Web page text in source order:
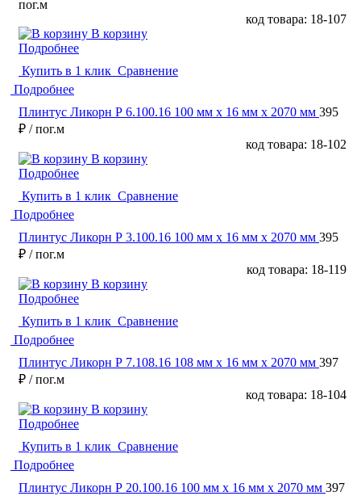
пог.м
код товара: 18-107
В корзину
Подробнее
Купить в 1 клик Сравнение
Подробнее
Плинтус Ликорн Р 6.100.16 100 мм х 16 мм х 2070 мм 395
₽ / пог.м
код товара: 18-102
В корзину
Подробнее
Купить в 1 клик Сравнение
Подробнее
Плинтус Ликорн Р 3.100.16 100 мм х 16 мм х 2070 мм 395
₽ / пог.м
код товара: 18-119
В корзину
Подробнее
Купить в 1 клик Сравнение
Подробнее
Плинтус Ликорн Р 7.108.16 108 мм х 16 мм х 2070 мм 397
₽ / пог.м
код товара: 18-104
В корзину
Подробнее
Купить в 1 клик Сравнение
Подробнее
Плинтус Ликорн Р 20.100.16 100 мм х 16 мм х 2070 мм 397